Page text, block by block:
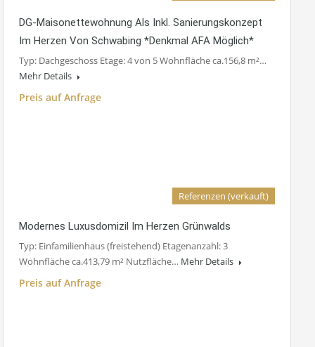
DG-Maisonettewohnung Als Inkl. Sanierungskonzept
Im Herzen Von Schwabing *Denkmal AFA Möglich*
Typ: Dachgeschoss Etage: 4 von 5 Wohnfläche ca.156,8 m²…
Mehr Details
Preis auf Anfrage
Referenzen (verkauft)
Modernes Luxusdomizil Im Herzen Grünwalds
Typ: Einfamilienhaus (freistehend) Etagenanzahl: 3
Wohnfläche ca.413,79 m² Nutzfläche… Mehr Details
Preis auf Anfrage